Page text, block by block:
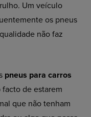
Um veículo
os pneus
não faz
pneus para carros
de estarem
que não tenham